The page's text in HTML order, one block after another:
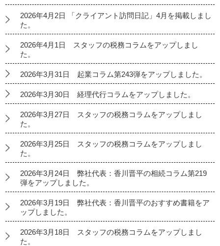
2026年4月2日 「クライアント訪問日記」4月を掲載しまし
た。
2026年4月1日 スタッフの税務コラムをアップしまし
た。
2026年3月31日 起業コラム第243弾をアップしました。
2026年3月30日 経理代行コラムをアップしました。
2026年3月27日 スタッフの税務コラムをアップしまし
た。
2026年3月25日 スタッフの税務コラムをアップしまし
た。
2026年3月24日 弊社代表：香川晋平の相続コラム第219
弾をアップしました。
2026年3月19日 弊社代表：香川晋平のおすすめ書籍をア
ップしました。
2026年3月18日 スタッフの税務コラムをアップしまし
た。